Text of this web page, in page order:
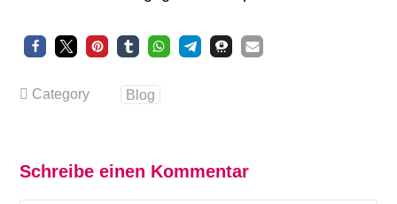
Category Blog
Schreibe einen Kommentar